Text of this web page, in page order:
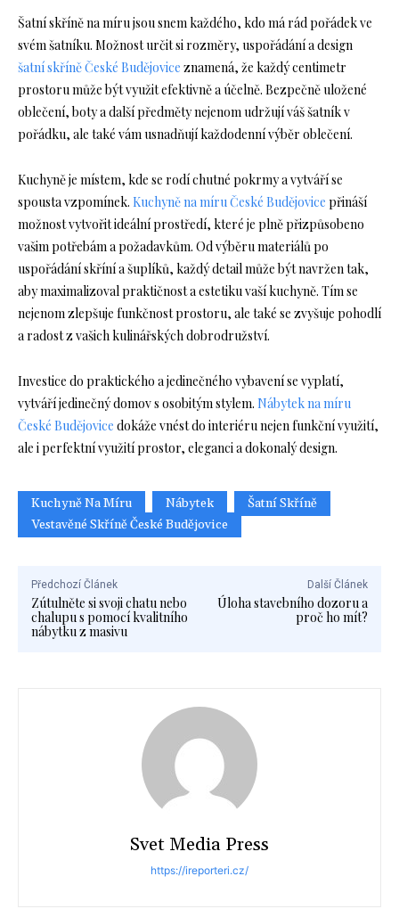
Šatní skříně na míru jsou snem každého, kdo má rád pořádek ve
svém šatníku. Možnost určit si rozměry, uspořádání a design
šatní skříně České Budějovice znamená, že každý centimetr
prostoru může být využit efektivně a účelně. Bezpečně uložené
oblečení, boty a další předměty nejenom udržují váš šatník v
pořádku, ale také vám usnadňují každodenní výběr oblečení.
Kuchyně je místem, kde se rodí chutné pokrmy a vytváří se
spousta vzpomínek. Kuchyně na míru České Budějovice přináší
možnost vytvořit ideální prostředí, které je plně přizpůsobeno
vašim potřebám a požadavkům. Od výběru materiálů po
uspořádání skříní a šuplíků, každý detail může být navržen tak,
aby maximalizoval praktičnost a estetiku vaší kuchyně. Tím se
nejenom zlepšuje funkčnost prostoru, ale také se zvyšuje pohodlí
a radost z vašich kulinářských dobrodružství.
Investice do praktického a jedinečného vybavení se vyplatí,
vytváří jedinečný domov s osobitým stylem. Nábytek na míru
České Budějovice dokáže vnést do interiéru nejen funkční využití,
ale i perfektní využití prostor, eleganci a dokonalý design.
Kuchyně Na Míru Nábytek
Šatní Skříně
Vestavěné Skříně České Budějovice
Předchozí Článek
Zútulněte si svoji chatu nebo
chalupu s pomocí kvalitního
nábytku z masivu
Další Článek
Úloha stavebního dozoru a
proč ho mít?
Svet Media Press
https://ireporteri.cz/